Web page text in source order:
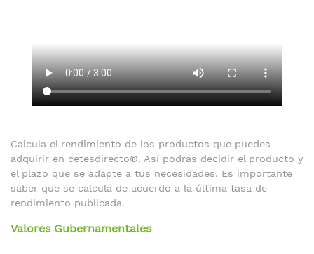
Calcula el rendimiento de los productos que puedes
adquirir en cetesdirecto®. Así podrás decidir el producto y
el plazo que se adapte a tus necesidades. Es importante
saber que se calcula de acuerdo a la última tasa de
rendimiento publicada.
Valores Gubernamentales